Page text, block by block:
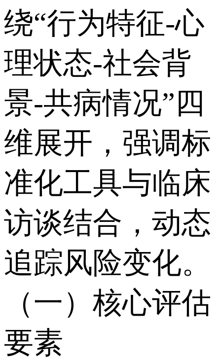
绕“行为特征-心
理状态-社会背
景-共病情况”四
维展开，强调标
准化工具与临床
访谈结合，动态
追踪风险变化。
（一）核心评估
要素